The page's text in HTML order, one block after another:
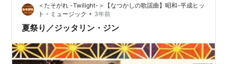
ますね。だから今日取り上げるわけではないのですが、
結構耳に…
＜たそがれ -Twilight-＞【なつかしの歌謡曲】昭和-平成ヒッ
ト・ミュージック • 3年前
夏祭り／ジッタリン・ジン